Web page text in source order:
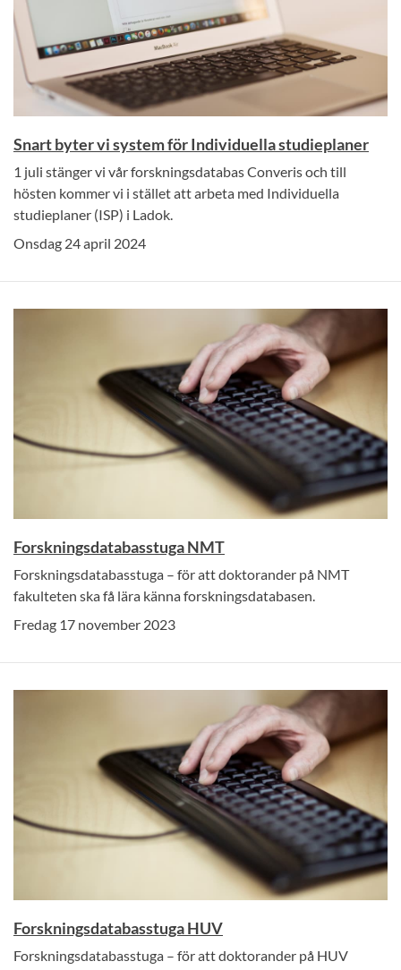
Snart byter vi system för Individuella studieplaner
1 juli stänger vi vår forskningsdatabas Converis och till
hösten kommer vi i stället att arbeta med Individuella
studieplaner (ISP) i Ladok.
Onsdag 24 april 2024
Forskningsdatabasstuga NMT
Forskningsdatabasstuga – för att doktorander på NMT
fakulteten ska få lära känna forskningsdatabasen.
Fredag 17 november 2023
Forskningsdatabasstuga HUV
Forskningsdatabasstuga – för att doktorander på HUV